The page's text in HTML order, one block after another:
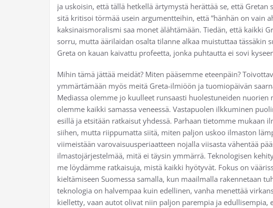
ja uskoisin, että tällä hetkellä ärtymystä herättää se, että
sitä kritisoi törmää usein argumentteihin, että ”hänhän on vain
kaksinaismoralismi saa monet älähtämään. Tiedän, että kaikki
sorru, mutta äärilaidan osalta tilanne alkaa muistuttaa tässäkin
Greta on kauan kaivattu profeetta, jonka puhtautta ei sovi
Mihin tämä jättää meidät? Miten pääsemme eteenpäin?
ymmärtämään myös meitä Greta-ilmiöön ja tuomiopäivän
Mediassa olemme jo kuulleet runsaasti huolestuneiden
olemme kaikki samassa veneessä. Vastapuolen ilkkuminen
esillä ja etsitään ratkaisut yhdessä. Parhaan tietomme mukaan
siihen, mutta riippumatta siitä, miten paljon uskoo ilmaston
viimeistään varovaisuusperiaatteen nojalla viisasta vähentää
ilmastojärjestelmää, mitä ei täysin ymmärrä. Teknologisen
me löydämme ratkaisuja, mistä kaikki hyötyvät. Fokus on
kieltämiseen Suomessa samalla, kun maailmalla rakennetaan
teknologia on halvempaa kuin edellinen, vanha menettää
kielletty, vaan autot olivat niin paljon parempia ja edullisempia,